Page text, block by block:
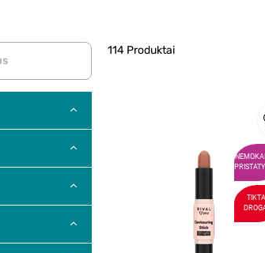
114 Produktai
TIKTAI